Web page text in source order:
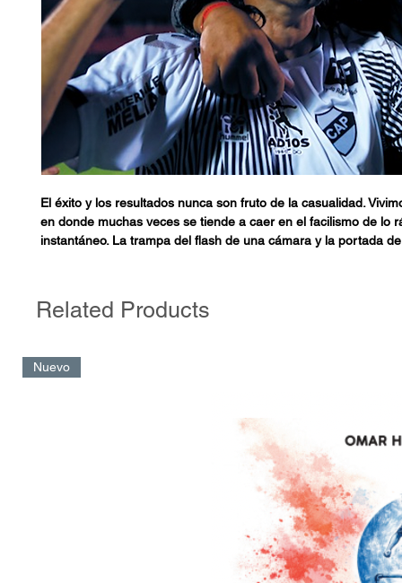
El éxito y los resultados nunca son fruto de la casualidad.
en donde muchas veces se tiende a caer en el facilismo de lo
instantáneo. La trampa del flash de una cámara y la portada
no solo en el mundo deporte sino también en cualquier esfera
protagonista en cuestión nos convoca a atravesar su vida y
perspectiva transversal, entendiendo justamente que 200
más que 200 resultados. Comprender la obra de una persona
cosas, poder revivir todos los acontecimientos que conforman
individual capaz de dar paso a una figura popular. Sean todos
bienvenidos a la vida de Daniel Alejandro Vega, padre,
contador, nieto, técnico, hermano…, leyenda.
Related Products
Nuevo